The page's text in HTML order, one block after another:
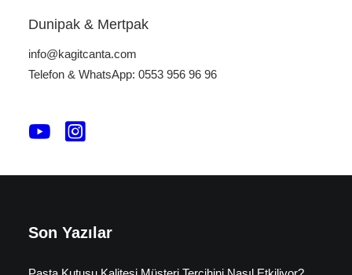
Dunipak & Mertpak
info@kagitcanta.com
Telefon & WhatsApp: 0553 956 96 96
karton şarap poşeti
Son Yazılar